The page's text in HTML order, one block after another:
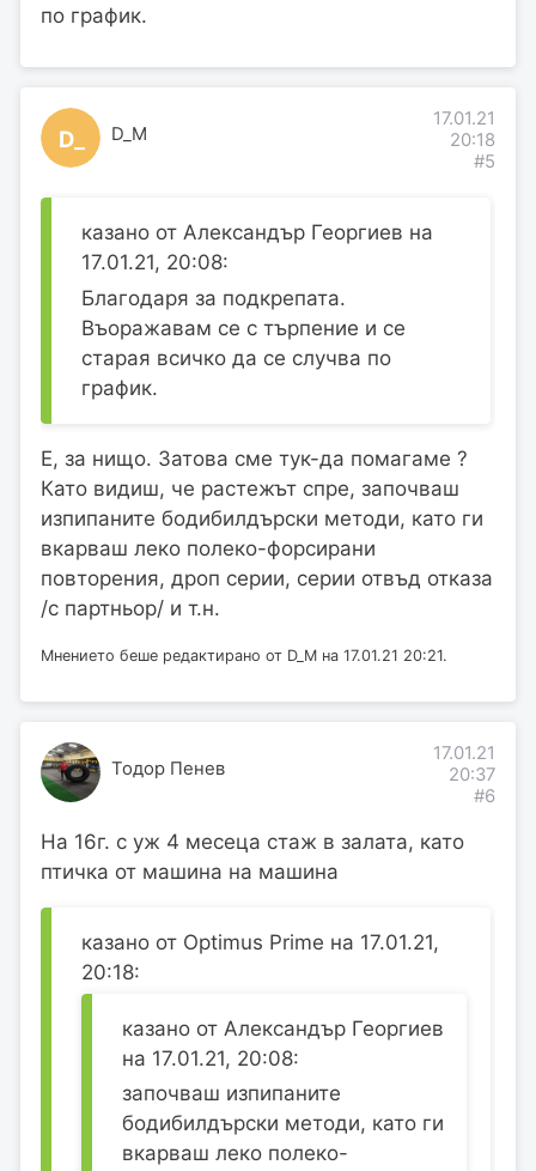
по график.
D_ D_M
17.01.21
20:18
#5
казано от Александър Георгиев на
17.01.21, 20:08:
Благодаря за подкрепата.
Въоражавам се с търпение и се
старая всичко да се случва по
график.
Е, за нищо. Затова сме тук-да помагаме ?
Като видиш, че растежът спре, започваш
изпипаните бодибилдърски методи, като ги
вкарваш леко полеко-форсирани
повторения, дроп серии, серии отвъд отказа
/с партньор/ и т.н.
Мнението беше редактирано от D_M на 17.01.21 20:21.
Тодор Пенев
17.01.21
20:37
#6
На 16г. с уж 4 месеца стаж в залата, като
птичка от машина на машина
казано от Optimus Prime на 17.01.21,
20:18:
казано от Александър Георгиев
на 17.01.21, 20:08:
започваш изпипаните
бодибилдърски методи, като ги
вкарваш леко полеко-